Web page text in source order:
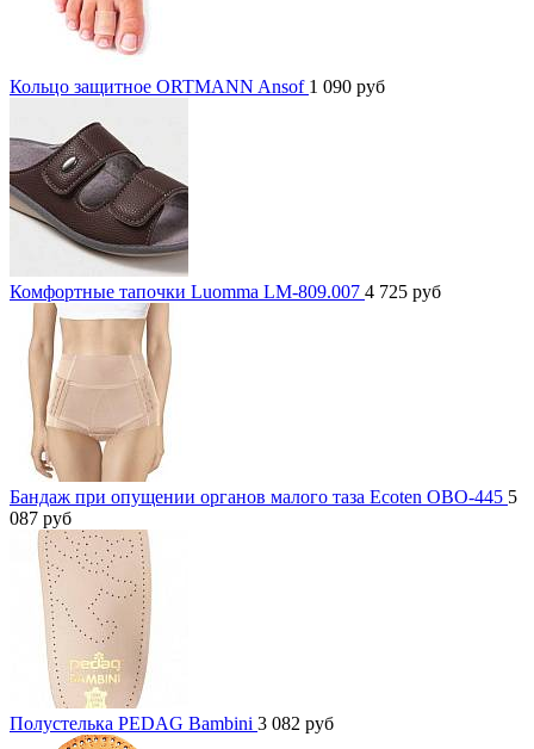
Кольцо защитное ORTMANN Ansof 1 090 руб
Комфортные тапочки Luomma LM-809.007 4 725 руб
Бандаж при опущении органов малого таза Ecoten ОВО-445 5
087 руб
Полустелька PEDAG Bambini 3 082 руб